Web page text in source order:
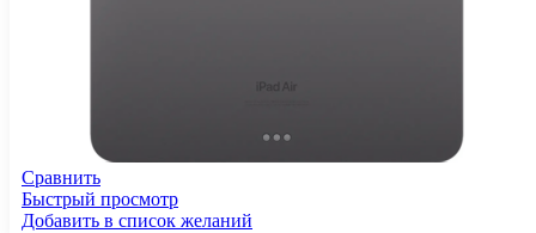
Сравнить
Быстрый просмотр
Добавить в список желаний